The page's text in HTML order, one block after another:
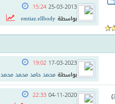
25-03-2013
15:24
بواسطةemtiaz.ellbody
17-03-2023
19:02
بواسطةمحمد حامد محمد محمد
)
04-11-2020
22:33